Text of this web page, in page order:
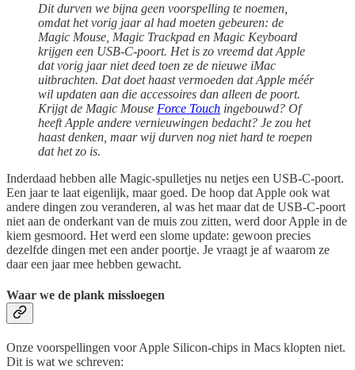
Dit durven we bijna geen voorspelling te noemen,
omdat het vorig jaar al had moeten gebeuren: de
Magic Mouse, Magic Trackpad en Magic Keyboard
krijgen een USB-C-poort. Het is zo vreemd dat Apple
dat vorig jaar niet deed toen ze de nieuwe iMac
uitbrachten. Dat doet haast vermoeden dat Apple méér
wil updaten aan die accessoires dan alleen de poort.
Krijgt de Magic Mouse Force Touch ingebouwd? Of
heeft Apple andere vernieuwingen bedacht? Je zou het
haast denken, maar wij durven nog niet hard te roepen
dat het zo is.
Inderdaad hebben alle Magic-spulletjes nu netjes een USB-C-poort.
Een jaar te laat eigenlijk, maar goed. De hoop dat Apple ook wat
andere dingen zou veranderen, al was het maar dat de USB-C-poort
niet aan de onderkant van de muis zou zitten, werd door Apple in de
kiem gesmoord. Het werd een slome update: gewoon precies
dezelfde dingen met een ander poortje. Je vraagt je af waarom ze
daar een jaar mee hebben gewacht.
Waar we de plank missloegen
Onze voorspellingen voor Apple Silicon-chips in Macs klopten niet.
Dit is wat we schreven: